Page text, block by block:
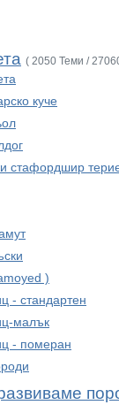
( 2050 Теми /
куче
стафордшир
)
- стандартен
малък
- померан